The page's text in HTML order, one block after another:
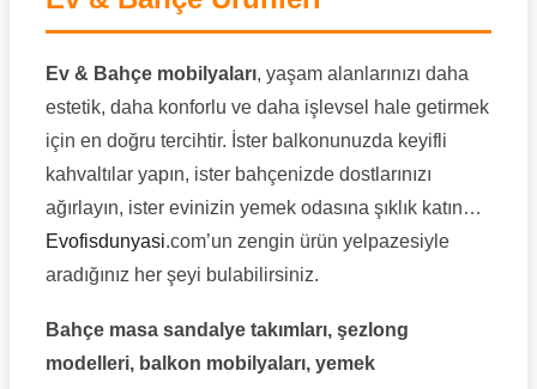
Ev & Bahçe mobilyaları, yaşam alanlarınızı daha
estetik, daha konforlu ve daha işlevsel hale getirmek
için en doğru tercihtir. İster balkonunuzda keyifli
kahvaltılar yapın, ister bahçenizde dostlarınızı
ağırlayın, ister evinizin yemek odasına şıklık katın…
Evofisdunyasi.com’un zengin ürün yelpazesiyle
aradığınız her şeyi bulabilirsiniz.
Bahçe masa sandalye takımları, şezlong
modelleri, balkon mobilyaları, yemek